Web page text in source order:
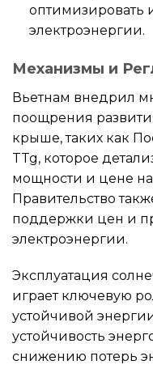
оптимизировать
электроэнергии.
Механизмы и
Вьетнам внедрил
поощрения
крыше, таких как
TTg, которое
мощности и цене
Правительство
поддержки цен и
электроэнергии.
Эксплуатация
играет ключевую
устойчивой
устойчивость
снижению потерь